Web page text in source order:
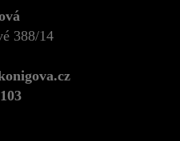
388/14